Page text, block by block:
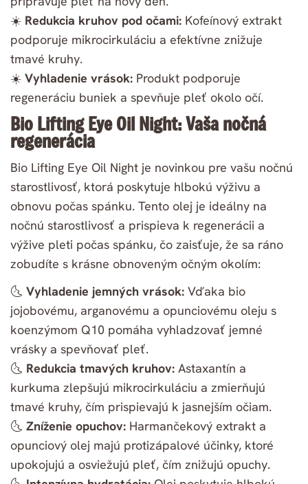
☀️ Redukcia kruhov pod očami: Kofeínový extrakt
podporuje mikrocirkuláciu a efektívne znižuje
tmavé kruhy.
☀️ Vyhladenie vrások: Produkt podporuje
regeneráciu buniek a spevňuje pleť okolo očí.
Bio Lifting Eye Oil Night: Vaša nočná
regenerácia
Bio Lifting Eye Oil Night je novinkou pre vašu nočnú
starostlivosť, ktorá poskytuje hlbokú výživu a
obnovu počas spánku. Tento olej je ideálny na
nočnú starostlivosť a prispieva k regenerácii a
výžive pleti počas spánku, čo zaisťuje, že sa ráno
zobudíte s krásne obnoveným očným okolím:
🌜 Vyhladenie jemných vrások: Vďaka bio
jojobovému, arganovému a opunciovému oleju s
koenzýmom Q10 pomáha vyhladzovať jemné
vrásky a spevňovať pleť.
🌜 Redukcia tmavých kruhov: Astaxantín a
kurkuma zlepšujú mikrocirkuláciu a zmierňujú
tmavé kruhy, čím prispievajú k jasnejším očiam.
🌜 Zníženie opuchov: Harmančekový extrakt a
opunciový olej majú protizápalové účinky, ktoré
upokojujú a osviežujú pleť, čím znižujú opuchy.